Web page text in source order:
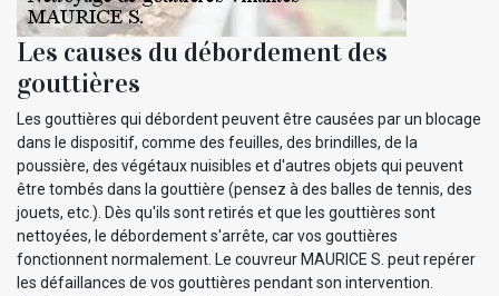
Les causes du débordement des
gouttières
Les gouttières qui débordent peuvent être causées par un blocage
dans le dispositif, comme des feuilles, des brindilles, de la
poussière, des végétaux nuisibles et d'autres objets qui peuvent
être tombés dans la gouttière (pensez à des balles de tennis, des
jouets, etc.). Dès qu'ils sont retirés et que les gouttières sont
nettoyées, le débordement s'arrête, car vos gouttières
fonctionnent normalement. Le couvreur MAURICE S. peut repérer
les défaillances de vos gouttières pendant son intervention.